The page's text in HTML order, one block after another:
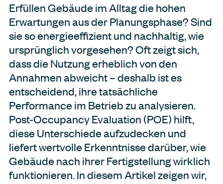
Erfüllen Gebäude im Alltag die hohen
Erwartungen aus der Planungsphase? Sind
sie so energieeffizient und nachhaltig, wie
ursprünglich vorgesehen? Oft zeigt sich,
dass die Nutzung erheblich von den
Annahmen abweicht – deshalb ist es
entscheidend, ihre tatsächliche
Performance im Betrieb zu analysieren.
Post-Occupancy Evaluation (POE) hilft,
diese Unterschiede aufzudecken und
liefert wertvolle Erkenntnisse darüber, wie
Gebäude nach ihrer Fertigstellung wirklich
funktionieren. In diesem Artikel zeigen wir,